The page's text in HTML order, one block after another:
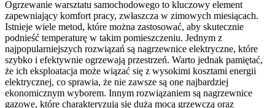
Ogrzewanie warsztatu samochodowego to kluczowy element
zapewniający komfort pracy, zwłaszcza w zimowych miesiącach.
Istnieje wiele metod, które można zastosować, aby skutecznie
podnieść temperaturę w takim pomieszczeniu. Jednym z
najpopularniejszych rozwiązań są nagrzewnice elektryczne, które
szybko i efektywnie ogrzewają przestrzeń. Warto jednak pamiętać,
że ich eksploatacja może wiązać się z wysokimi kosztami energii
elektrycznej, co sprawia, że nie zawsze są one najbardziej
ekonomicznym wyborem. Innym rozwiązaniem są nagrzewnice
gazowe, które charakteryzują się dużą mocą grzewczą oraz